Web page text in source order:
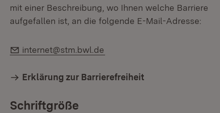
mit einer Beschreibung, wo Ihnen welche Barriere
aufgefallen ist, an die folgende E-Mail-Adresse:
E-Mail:
internet@stm.bwl.de
Erklärung zur Barrierefreiheit
Schriftgröße